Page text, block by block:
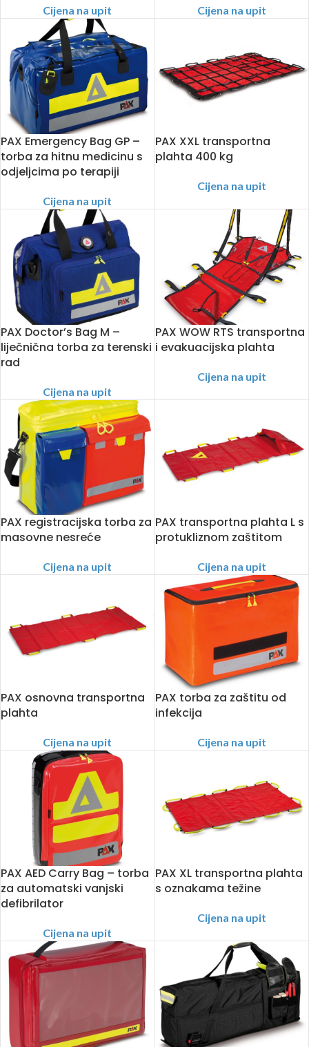
Cijena na upit Cijena na upit
PAX Emergency Bag GP –
torba za hitnu medicinu s
odjeljcima po terapiji
Cijena na upit
PAX XXL transportna
plahta 400 kg
Cijena na upit
PAX Doctor’s Bag M –
liječnična torba za terenski
rad
Cijena na upit
PAX WOW RTS transportna
i evakuacijska plahta
Cijena na upit
PAX registracijska torba za
masovne nesreće
Cijena na upit
PAX transportna plahta L s
protukliznom zaštitom
Cijena na upit
PAX osnovna transportna
plahta
Cijena na upit
PAX torba za zaštitu od
infekcija
Cijena na upit
PAX AED Carry Bag – torba
za automatski vanjski
defibrilator
Cijena na upit
PAX XL transportna plahta
s oznakama težine
Cijena na upit